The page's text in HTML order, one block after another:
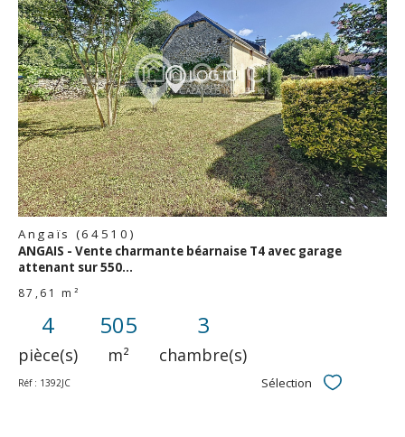
voir le
bien
Angaïs (64510)
ANGAIS - Vente charmante béarnaise T4 avec garage
attenant sur 550...
87,61 m²
4
pièce(s)
505
m²
3
chambre(s)
Réf : 1392JC Sélection Sélectionner